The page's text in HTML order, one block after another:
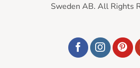
Sweden AB. All Rights